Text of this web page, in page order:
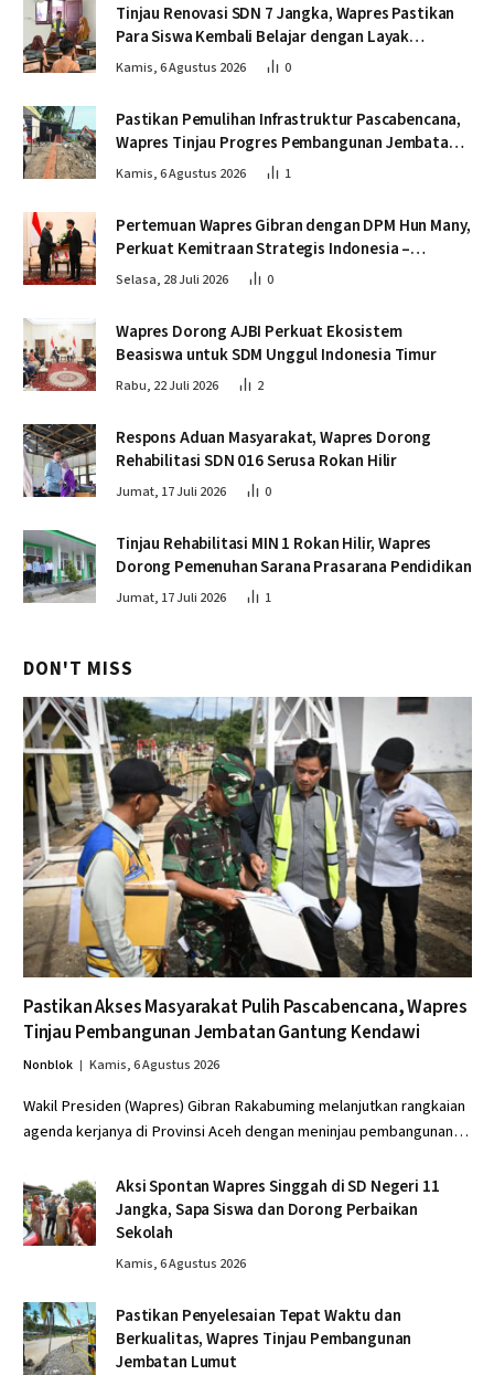
Tinjau Renovasi SDN 7 Jangka, Wapres Pastikan
Para Siswa Kembali Belajar dengan Layak
Pascabencana
Kamis, 6 Agustus 2026 0
Pastikan Pemulihan Infrastruktur Pascabencana,
Wapres Tinjau Progres Pembangunan Jembatan
Krueng Tingkeum Bireuen
Kamis, 6 Agustus 2026 1
Pertemuan Wapres Gibran dengan DPM Hun Many,
Perkuat Kemitraan Strategis Indonesia –
Kamboja
Selasa, 28 Juli 2026 0
Wapres Dorong AJBI Perkuat Ekosistem
Beasiswa untuk SDM Unggul Indonesia Timur
Rabu, 22 Juli 2026 2
Respons Aduan Masyarakat, Wapres Dorong
Rehabilitasi SDN 016 Serusa Rokan Hilir
Jumat, 17 Juli 2026 0
Tinjau Rehabilitasi MIN 1 Rokan Hilir, Wapres
Dorong Pemenuhan Sarana Prasarana Pendidikan
Jumat, 17 Juli 2026 1
DON'T MISS
Pastikan Akses Masyarakat Pulih Pascabencana, Wapres
Tinjau Pembangunan Jembatan Gantung Kendawi
Nonblok Kamis, 6 Agustus 2026
Wakil Presiden (Wapres) Gibran Rakabuming melanjutkan rangkaian
agenda kerjanya di Provinsi Aceh dengan meninjau pembangunan…
Aksi Spontan Wapres Singgah di SD Negeri 11
Jangka, Sapa Siswa dan Dorong Perbaikan
Sekolah
Kamis, 6 Agustus 2026
Pastikan Penyelesaian Tepat Waktu dan
Berkualitas, Wapres Tinjau Pembangunan
Jembatan Lumut